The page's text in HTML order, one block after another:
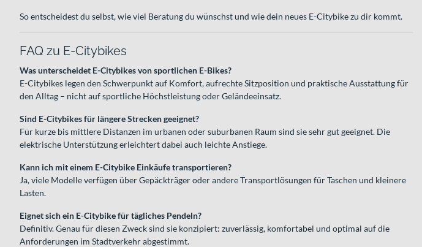
So entscheidest du selbst, wie viel Beratung du wünschst und wie dein neues E-Citybike zu dir kommt.
FAQ zu E-Citybikes
Was unterscheidet E-Citybikes von sportlichen E-Bikes?
E-Citybikes legen den Schwerpunkt auf Komfort, aufrechte Sitzposition und praktische Ausstattung für
den Alltag – nicht auf sportliche Höchstleistung oder Geländeeinsatz.
Sind E-Citybikes für längere Strecken geeignet?
Für kurze bis mittlere Distanzen im urbanen oder suburbanen Raum sind sie sehr gut geeignet. Die
elektrische Unterstützung erleichtert dabei auch leichte Anstiege.
Kann ich mit einem E-Citybike Einkäufe transportieren?
Ja, viele Modelle verfügen über Gepäckträger oder andere Transportlösungen für Taschen und kleinere
Lasten.
Eignet sich ein E-Citybike für tägliches Pendeln?
Definitiv. Genau für diesen Zweck sind sie konzipiert: zuverlässig, komfortabel und optimal auf die
Anforderungen im Stadtverkehr abgestimmt.